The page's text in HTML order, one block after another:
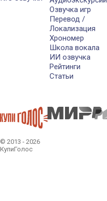
Озвучка игр
Перевод /
Локализация
Хрономер
Школа вокала
ИИ озвучка
Рейтинги
Статьи
© 2013 - 2026
КупиГолос